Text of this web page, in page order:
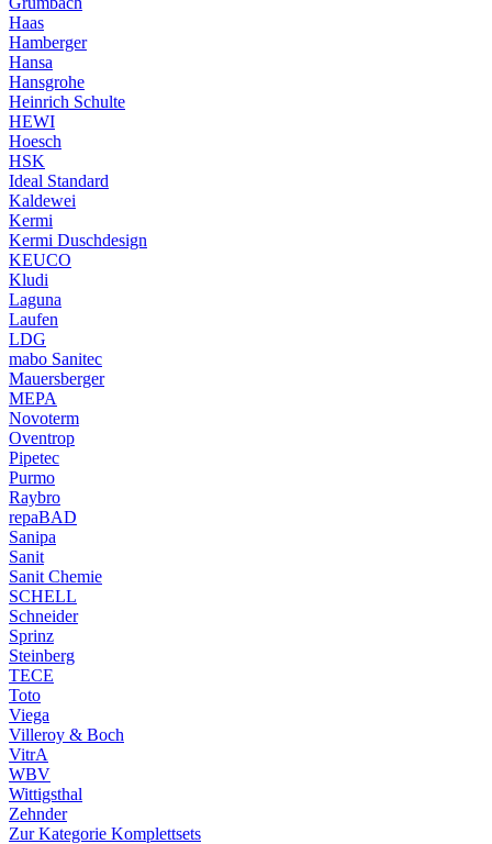
Haas
Hamberger
Hansa
Hansgrohe
Heinrich Schulte
HEWI
Hoesch
HSK
Ideal Standard
Kaldewei
Kermi
Kermi Duschdesign
KEUCO
Kludi
Laguna
Laufen
LDG
mabo Sanitec
Mauersberger
MEPA
Novoterm
Oventrop
Pipetec
Purmo
Raybro
repaBAD
Sanipa
Sanit
Sanit Chemie
SCHELL
Schneider
Sprinz
Steinberg
TECE
Toto
Viega
Villeroy & Boch
VitrA
WBV
Wittigsthal
Zehnder
Zur Kategorie Komplettsets